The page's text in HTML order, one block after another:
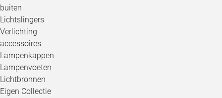
buiten
Lichtslingers
Verlichting
accessoires
Lampenkappen
Lampenvoeten
Lichtbronnen
Eigen Collectie